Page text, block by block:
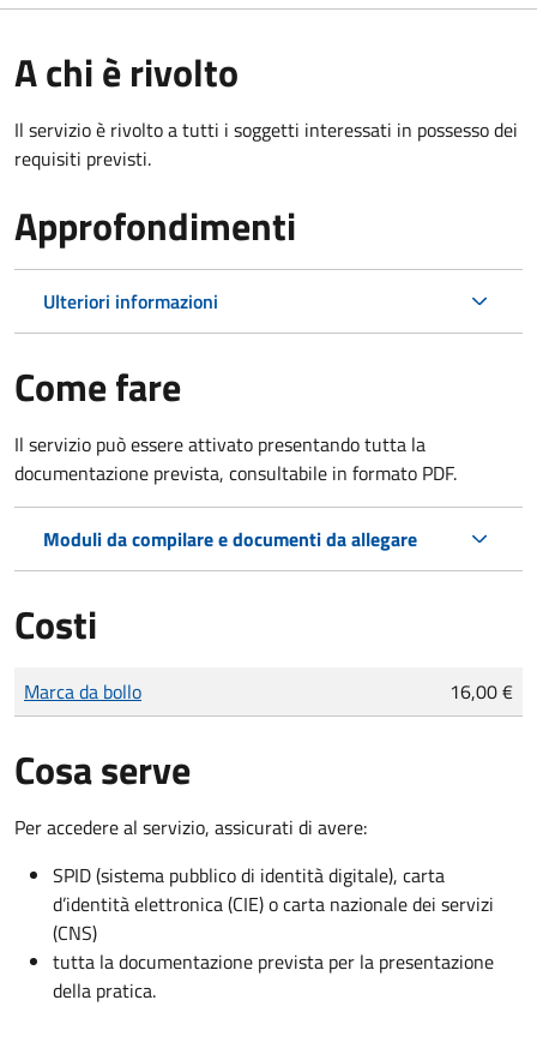
A chi è rivolto
Il servizio è rivolto a tutti i soggetti interessati in possesso dei
requisiti previsti.
Approfondimenti
Ulteriori informazioni
Come fare
Il servizio può essere attivato presentando tutta la
documentazione prevista, consultabile in formato PDF.
Moduli da compilare e documenti da allegare
Costi
Tipo di pagamento
Importo
Marca da bollo 16,00 €
Cosa serve
Per accedere al servizio, assicurati di avere:
SPID (sistema pubblico di identità digitale), carta
d’identità elettronica (CIE) o carta nazionale dei servizi
(CNS)
tutta la documentazione prevista per la presentazione
della pratica.